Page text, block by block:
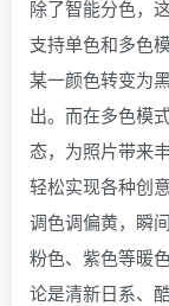
除了智能分色，
支持单色和多色
某一颜色转变为
出。而在多色模
态，为照片带来
轻松实现各种创
调色调偏黄，瞬
粉色、紫色等暖
论是清新日系、